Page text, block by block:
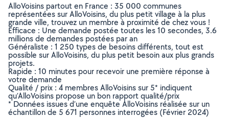
AlloVoisins partout en France : 35 000 communes
représentées sur AlloVoisins, du plus petit village à la plus
grande ville, trouvez un membre à proximité de chez vous !
Efficace : Une demande postée toutes les 10 secondes, 3.6
millions de demandes postées par an
Généraliste : 1 250 types de besoins différents, tout est
possible sur AlloVoisins, du plus petit besoin aux plus grands
projets.
Rapide : 10 minutes pour recevoir une première réponse à
votre demande
Qualité / prix : 4 membres AlloVoisins sur 5* indiquent
qu’AlloVoisins propose un bon rapport qualité/prix
* Données issues d’une enquête AlloVoisins réalisée sur un
échantillon de 5 671 personnes interrogées (Février 2024)